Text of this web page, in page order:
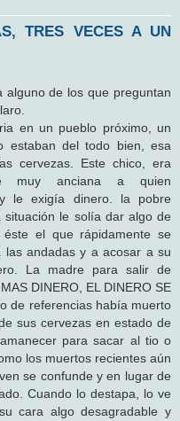
TRES VECES A UN
alguno de los que preguntan
en un pueblo próximo, un
estaban del todo bien, esa
cervezas. Este chico, era
muy anciana a quien
le exigía dinero. la pobre
le solía dar algo de
el que rápidamente se
andadas y a acosar a su
La madre para salir de
DINERO, EL DINERO SE
de referencias había muerto
sus cervezas en estado de
para sacar al tio o
los muertos recientes aún
se confunde y en lugar de
Cuando lo destapa, lo ve
cara algo desagradable y